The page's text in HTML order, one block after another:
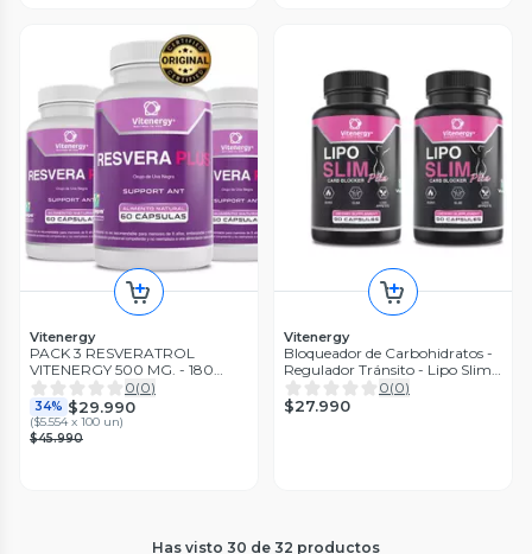
Vitenergy
PACK 3 RESVERATROL
VITENERGY 500 MG. - 180
CÁPSULAS VCAPS
0(0)
34% $29.990
($5.554 x 100 un)
$45.990
Vitenergy
Bloqueador de Carbohidratos -
Regulador Tránsito - Lipo Slim
Plus Original - Pack Oferta x 2
0(0)
$27.990
Has visto 30 de 32 productos